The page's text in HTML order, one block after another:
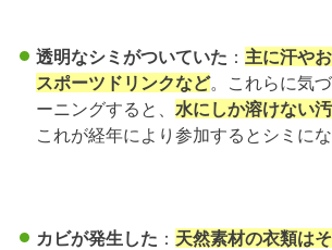
透明なシミがついていた ： 主に汗や
スポーツドリンクなど。これらに気
ーニングすると、 水にしか溶けない
これが経年により参加するとシミにな
カビが発生した ： 天然素材の衣類は